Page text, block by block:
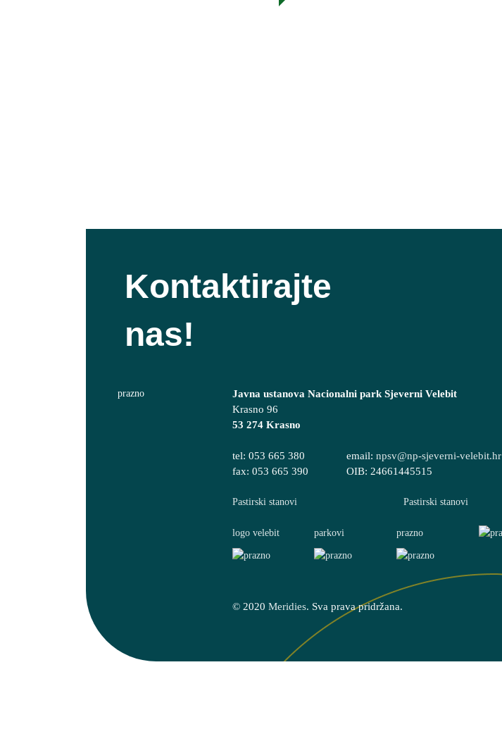
Kontaktirajte
nas!
Javna ustanova Nacionalni park Sjeverni Velebit
Krasno 96
53 274 Krasno
tel: 053 665 380
fax: 053 665 390
email: npsv@np-sjeverni-velebit.hr
OIB: 24661445515
© 2020 Meridies. Sva prava pridržana.